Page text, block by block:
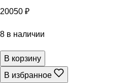
20050 ₽
8 в наличии
В корзину
В избранное